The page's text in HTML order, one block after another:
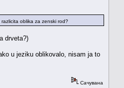
oblika za zenski rod?
drveta?)
u jeziku oblikovalo, nisam ja to
Сачувана